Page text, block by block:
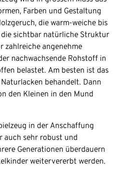
Farben und Gestaltung
die warm-weiche bis
sichtbar natürliche Struktur
zahlreiche angenehme
nachwachsende Rohstoff in
belastet. Am besten ist das
behandelt. Dann
den Kleinen in den Mund
in der Anschaffung
auch sehr robust und
Generationen überdauern
weitervererbt werden.